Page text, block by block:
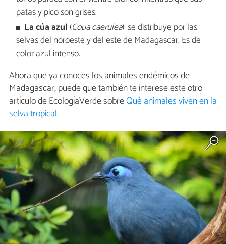
patas y pico son grises.
La cúa azul (Coua caerulea): se distribuye por las
selvas del noroeste y del este de Madagascar. Es de
color azul intenso.
Ahora que ya conoces los animales endémicos de
Madagascar, puede que también te interese este otro
artículo de EcologíaVerde sobreQué animales viven en la
selva tropical.